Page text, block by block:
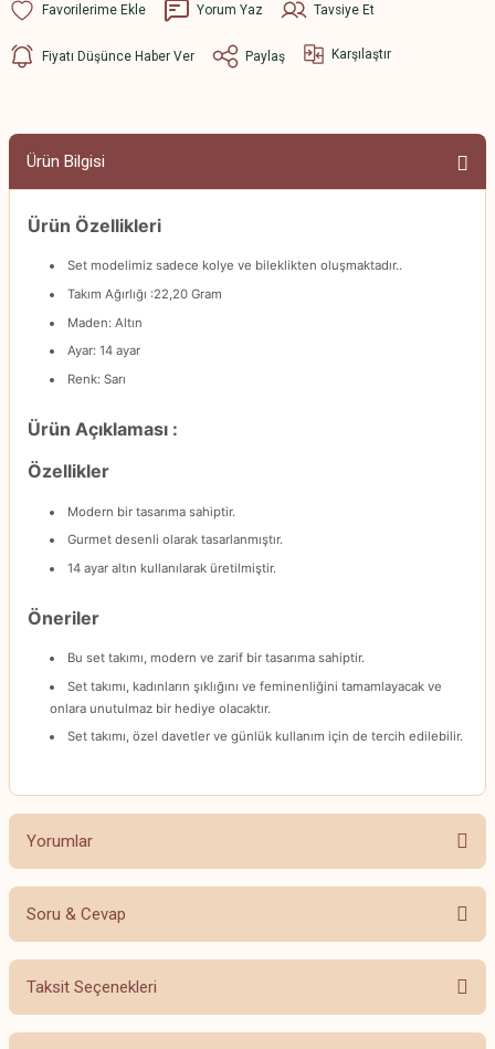
Yorum Yaz Tavsiye Et
Fiyatı Düşünce Haber Ver Paylaş Karşılaştır
Ürün Bilgisi
Ürün Özellikleri
Set modelimiz sadece kolye ve bileklikten oluşmaktadır..
Takım Ağırlığı :22,20 Gram
Maden: Altın
Ayar: 14 ayar
Renk: Sarı
Ürün Açıklaması :
Özellikler
Modern bir tasarıma sahiptir.
Gurmet desenli olarak tasarlanmıştır.
14 ayar altın kullanılarak üretilmiştir.
Öneriler
Bu set takımı, modern ve zarif bir tasarıma sahiptir.
Set takımı, kadınların şıklığını ve feminenliğini tamamlayacak ve
onlara unutulmaz bir hediye olacaktır.
Set takımı, özel davetler ve günlük kullanım için de tercih edilebilir.
Yorumlar
Bu ürüne ilk yorumu siz yapın!
Soru & Cevap
Ürün hakkında henüz soru sorulmamış.
Taksit Seçenekleri